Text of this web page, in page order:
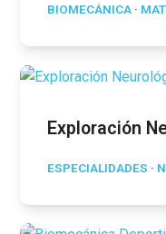
BIOMECÁNICA ·
Exploración
ESPECIALIDADES ·